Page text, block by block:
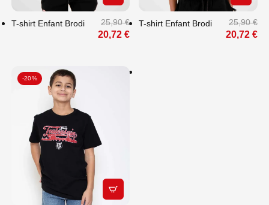
T-shirt Enfant Brodi 25,90 €
20,72 €
T-shirt Enfant Brodi 25,90 €
20,72 €
APERÇU RAPIDE
-20%
FAITES PLAISIR
À VOS PROCHES
: OFFREZ-LEUR